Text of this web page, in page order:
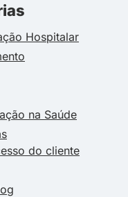
Hospitalar
na Saúde
do cliente